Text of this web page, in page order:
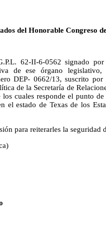
del Honorable Congreso
62-II-6-0562 signado
de ese órgano
DEP- 0662/13, suscrito
de la Secretaría de
cuales responde el punto
el estado de Texas de los
para reiterarles la